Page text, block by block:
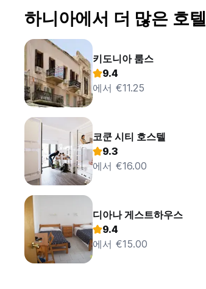
하니아에서 더 많은 호텔
키도니아 룸스
9.4
에서 €11.25
코쿤 시티 호스텔
9.3
에서 €16.00
디아나 게스트하우스
9.4
에서 €15.00